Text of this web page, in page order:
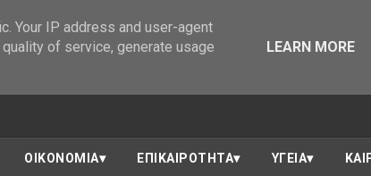
ΟΙΚΟΝΟΜΙΑ ΕΠΙΚΑΙΡΟΤΗΤΑ ΥΓΕΙΑ
Your IP address and user-agent
of service, generate usage
LEARN MORE